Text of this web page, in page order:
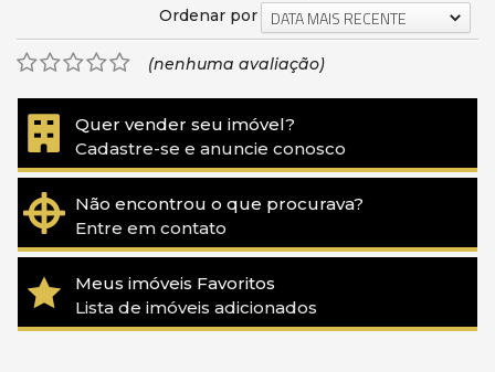
Ordenar por DATA MAIS RECENTE
(nenhuma avaliação)
Quer vender seu imóvel?
Cadastre-se e anuncie conosco
Não encontrou o que procurava?
Entre em contato
Meus imóveis Favoritos
Lista de imóveis adicionados